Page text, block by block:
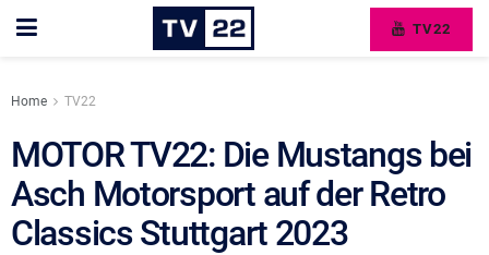
TV22
Home TV22
MOTOR TV22: Die Mustangs bei
Asch Motorsport auf der Retro
Classics Stuttgart 2023